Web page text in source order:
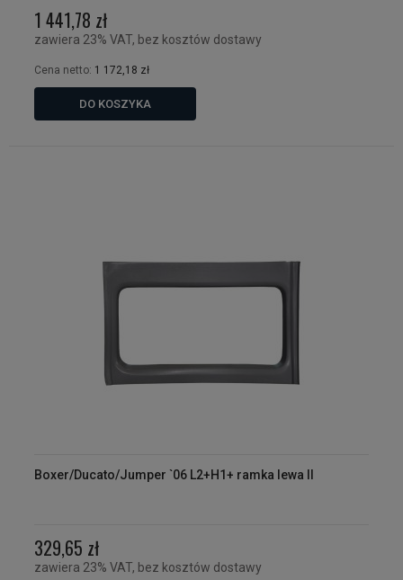
1 441,78 zł
zawiera 23% VAT, bez kosztów dostawy
Cena netto: 1 172,18 zł
DO KOSZYKA
Boxer/Ducato/Jumper `06 L2+H1+ ramka lewa II
329,65 zł
zawiera 23% VAT, bez kosztów dostawy